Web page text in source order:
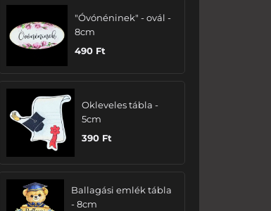
"Óvónéninek" - ovál -
8cm
490 Ft
Okleveles tábla -
5cm
390 Ft
Ballagási emlék tábla
- 8cm